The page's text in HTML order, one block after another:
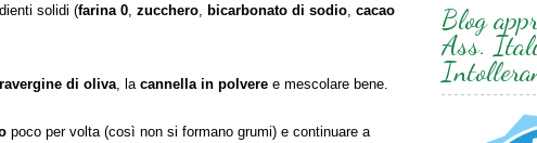
solidi (farina 0 zucchero bicarbonato di sodio cacao
di oliva , la cannella in polvere e mescolare bene.
poco per volta (così non si formano grumi) e continuare a
Blog
Ass.